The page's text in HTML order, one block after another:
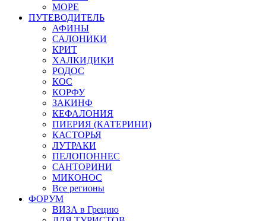
МОРЕ
ПУТЕВОДИТЕЛЬ
АФИНЫ
САЛОНИКИ
КРИТ
ХАЛКИДИКИ
РОДОС
КОС
КОРФУ
ЗАКИНФ
КЕФАЛОНИЯ
ПИЕРИЯ (КАТЕРИНИ)
КАСТОРЬЯ
ЛУТРАКИ
ПЕЛОПОННЕС
САНТОРИНИ
МИКОНОС
Все регионы
ФОРУМ
ВИЗА в Грецию